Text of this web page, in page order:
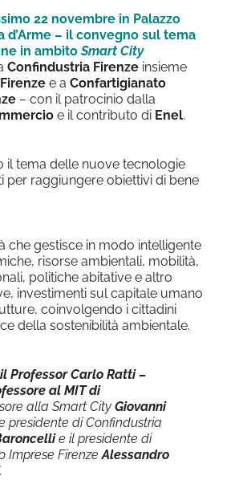
22 novembre in Palazzo
d’Arme – il convegno sul tema
in ambitoSmart City
Confindustria Firenzeinsieme
e a Confartigianato
– con il patrocinio dalla
e il contributo di Enel.
il tema delle nuove tecnologie
per raggiungere obiettivi di bene
che gestisce in modo intelligente
risorse ambientali, mobilità,
politiche abitative e altro
investimenti sul capitale umano
coinvolgendo i cittadini
della sostenibilità ambientale.
Professor Carlo Ratti –
al MIT di
alla SmartCity Giovanni
presidente di Confindustria
e il presidente di
Imprese Firenze Alessandro
.